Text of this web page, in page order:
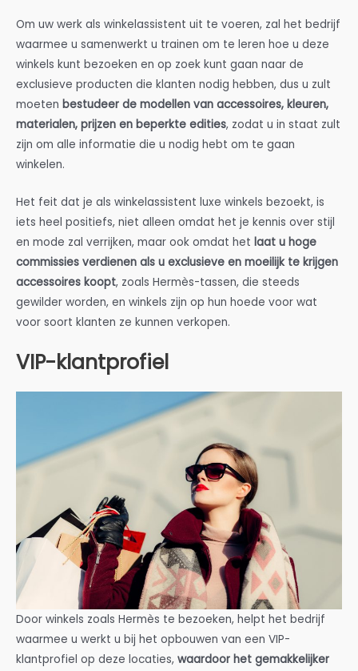
Om uw werk als winkelassistent uit te voeren, zal het bedrijf
waarmee u samenwerkt u trainen om te leren hoe u deze
winkels kunt bezoeken en op zoek kunt gaan naar de
exclusieve producten die klanten nodig hebben, dus u zult
moeten bestudeer de modellen van accessoires, kleuren,
materialen, prijzen en beperkte edities, zodat u in staat zult
zijn om alle informatie die u nodig hebt om te gaan
winkelen.
Het feit dat je als winkelassistent luxe winkels bezoekt, is
iets heel positiefs, niet alleen omdat het je kennis over stijl
en mode zal verrijken, maar ook omdat het laat u hoge
commissies verdienen als u exclusieve en moeilijk te krijgen
accessoires koopt, zoals Hermès-tassen, die steeds
gewilder worden, en winkels zijn op hun hoede voor wat
voor soort klanten ze kunnen verkopen.
VIP-klantprofiel
Door winkels zoals Hermès te bezoeken, helpt het bedrijf
waarmee u werkt u bij het opbouwen van een VIP-
klantprofiel op deze locaties, waardoor het gemakkelijker